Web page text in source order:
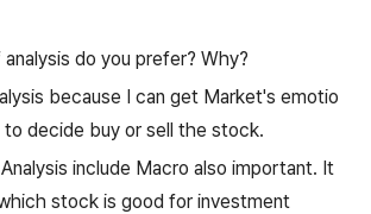
do you prefer? Why?
because I can get Market's emotio
to decide buy or sell the stock.
Analysis include Macro also important. It
stock is good for investment